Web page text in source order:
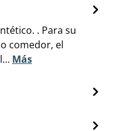
. Para su
comedor, el
Más